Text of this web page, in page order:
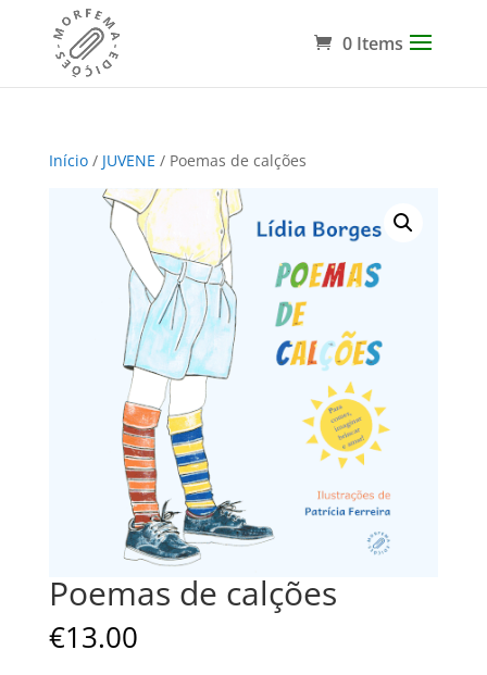
0 Items
Início/ JUVENE / Poemas de calções
Poemas de calções
€13.00